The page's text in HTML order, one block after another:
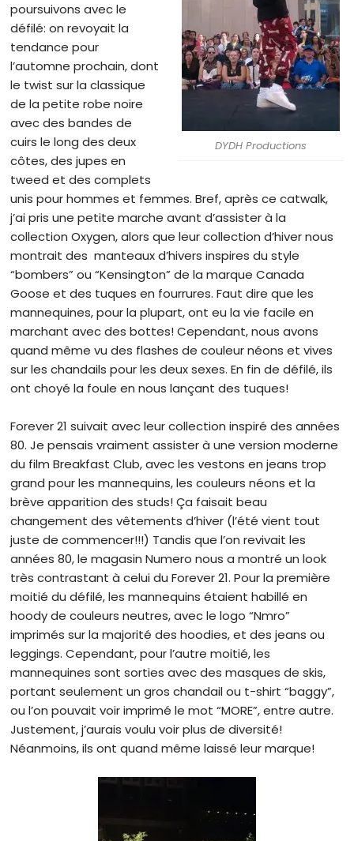
DYDH Productions
poursuivons avec le
défilé: on revoyait la
tendance pour
l’automne prochain, dont
le twist sur la classique
de la petite robe noire
avec des bandes de
cuirs le long des deux
côtes, des jupes en
tweed et des complets
unis pour hommes et femmes. Bref, après ce catwalk,
j’ai pris une petite marche avant d’assister à la
collection Oxygen, alors que leur collection d’hiver nous
montrait des manteaux d’hivers inspires du style
“bombers” ou “Kensington” de la marque Canada
Goose et des tuques en fourrures. Faut dire que les
mannequines, pour la plupart, ont eu la vie facile en
marchant avec des bottes! Cependant, nous avons
quand même vu des flashes de couleur néons et vives
sur les chandails pour les deux sexes. En fin de défilé, ils
ont choyé la foule en nous lançant des tuques!
Forever 21 suivait avec leur collection inspiré des années
80. Je pensais vraiment assister à une version moderne
du film Breakfast Club, avec les vestons en jeans trop
grand pour les mannequins, les couleurs néons et la
brève apparition des studs! Ça faisait beau
changement des vêtements d’hiver (l’été vient tout
juste de commencer!!!) Tandis que l’on revivait les
années 80, le magasin Numero nous a montré un look
très contrastant à celui du Forever 21. Pour la première
moitié du défilé, les mannequins étaient habillé en
hoody de couleurs neutres, avec le logo “Nmro”
imprimés sur la majorité des hoodies, et des jeans ou
leggings. Cependant, pour l’autre moitié, les
mannequines sont sorties avec des masques de skis,
portant seulement un gros chandail ou t-shirt “baggy”,
ou l’on pouvait voir imprimé le mot “MORE”, entre autre.
Justement, j’aurais voulu voir plus de diversité!
Néanmoins, ils ont quand même laissé leur marque!